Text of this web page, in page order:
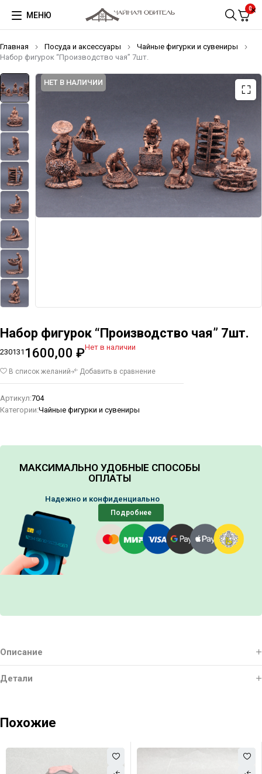
МЕНЮ
0
Главная Посуда и аксессуары
Чайные фигурки и сувениры
Набор фигурок “Производство чая” 7шт.
НЕТ В НАЛИЧИИ
Набор фигурок “Производство чая” 7шт.
230131 1600,00 ₽Нет в наличии
В список желаний Добавить в сравнение
Артикул:704
Категории:Чайные фигурки и сувениры
МАКСИМАЛЬНО УДОБНЫЕ СПОСОБЫ
ОПЛАТЫ
Надежно и конфиденциально
Подробнее
Описание
Детали
Похожие